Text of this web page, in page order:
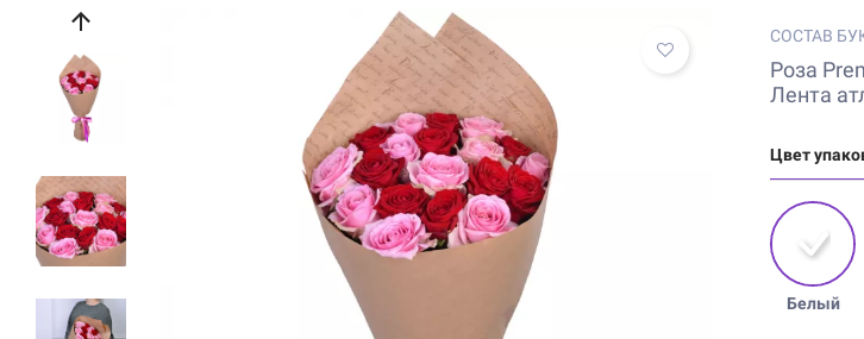
СОСТАВ
Роза
Лента
Цвет
Белый